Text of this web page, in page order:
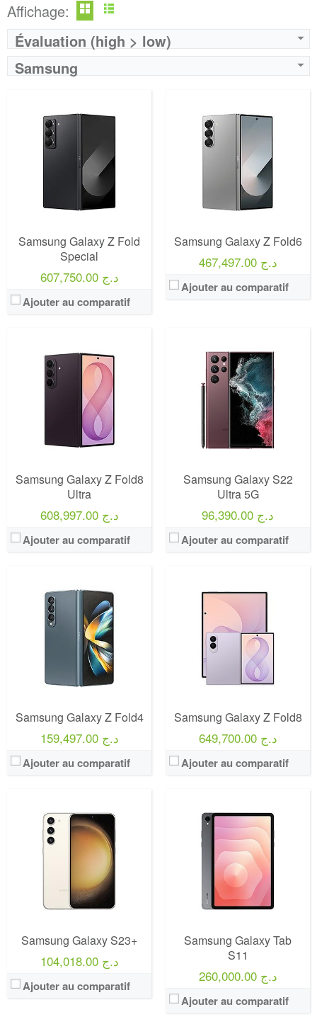
Affichage:
Évaluation (high > low)
Samsung
Samsung Galaxy Z Fold
Special
607,750.00 د.ج
Ajouter au comparatif
Samsung Galaxy Z Fold6
467,497.00 د.ج
Ajouter au comparatif
Samsung Galaxy Z Fold8
Ultra
608,997.00 د.ج
Ajouter au comparatif
Samsung Galaxy S22
Ultra 5G
96,390.00 د.ج
Ajouter au comparatif
Samsung Galaxy Z Fold4
159,497.00 د.ج
Ajouter au comparatif
Samsung Galaxy Z Fold8
649,700.00 د.ج
Ajouter au comparatif
Samsung Galaxy S23+
104,018.00 د.ج
Ajouter au comparatif
Samsung Galaxy Tab
S11
260,000.00 د.ج
Ajouter au comparatif